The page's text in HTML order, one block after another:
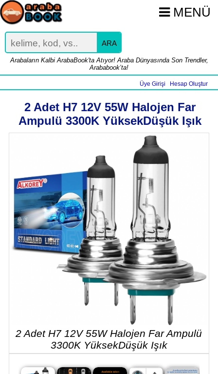
MENÜ
ARA
Arabaların Kalbi ArabaBook'ta Atıyor! Araba Dünyasında Son Trendler,
Arababook’ta!
Üye Girişi Hesap Oluştur
2 Adet H7 12V 55W Halojen Far
Ampulü 3300K YüksekDüşük Işık
2 Adet H7 12V 55W Halojen Far Ampulü
3300K YüksekDüşük Işık